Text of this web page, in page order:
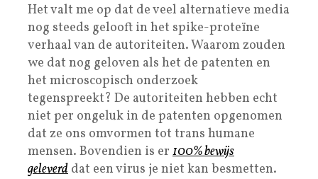
Het valt me op dat de veel alternatieve media
nog steeds gelooft in het spike-proteïne
verhaal van de autoriteiten. Waarom zouden
we dat nog geloven als het de patenten en
het microscopisch onderzoek
tegenspreekt? De autoriteiten hebben echt
niet per ongeluk in de patenten opgenomen
dat ze ons omvormen tot trans humane
mensen. Bovendien is er 100% bewijs
geleverd dat een virus je niet kan besmetten.